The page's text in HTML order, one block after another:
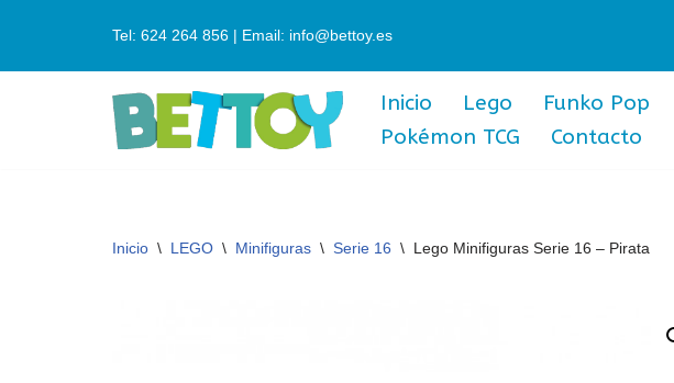
Tel: 624 264 856 | Email: info@bettoy.es
Inicio Lego Funko Pop
Pokémon TCG
Contacto
Inicio \ LEGO \ Minifiguras \ Serie 16 \ Lego Minifiguras Serie 16 – Pirata